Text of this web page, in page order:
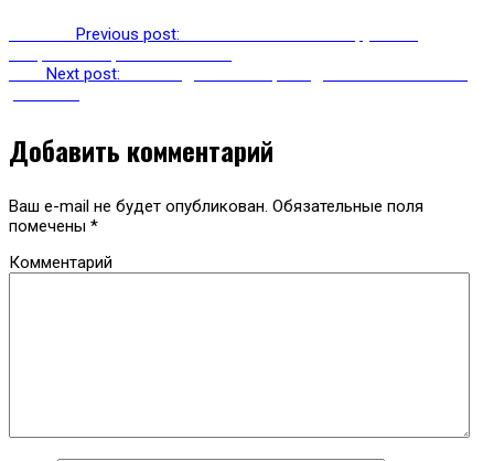
Previous post:
Next post:
Добавить комментарий
Ваш e-mail не будет опубликован. Обязательные поля
помечены *
Комментарий